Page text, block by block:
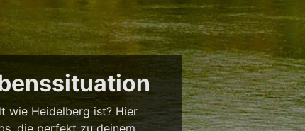
wie Heidelberg ist? Hier